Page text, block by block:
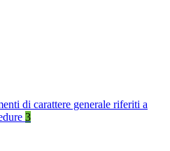
di carattere generale riferiti a
3